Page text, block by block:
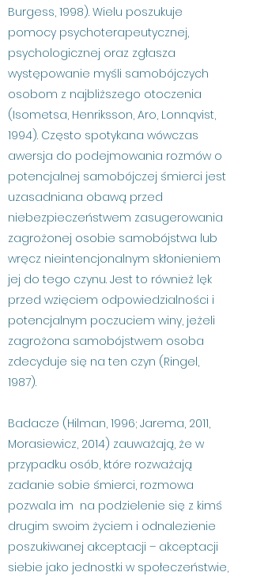
Burgess, 1998). Wielu poszukuje
pomocy psychoterapeutycznej,
psychologicznej oraz zgłasza
występowanie myśli samobójczych
osobom z najbliższego otoczenia
(Isometsa, Henriksson, Aro, Lonnqvist,
1994). Często spotykana wówczas
awersja do podejmowania rozmów o
potencjalnej samobójczej śmierci jest
uzasadniana obawą przed
niebezpieczeństwem zasugerowania
zagrożonej osobie samobójstwa lub
wręcz nieintencjonalnym skłonieniem
jej do tego czynu. Jest to również lęk
przed wzięciem odpowiedzialności i
potencjalnym poczuciem winy, jeżeli
zagrożona samobójstwem osoba
zdecyduje się na ten czyn (Ringel,
1987).
Badacze (Hilman, 1996; Jarema, 2011,
Morasiewicz, 2014) zauważają, że w
przypadku osób, które rozważają
zadanie sobie śmierci, rozmowa
pozwala im na podzielenie się z kimś
drugim swoim życiem i odnalezienie
poszukiwanej akceptacji – akceptacji
siebie jako jednostki w społeczeństwie,